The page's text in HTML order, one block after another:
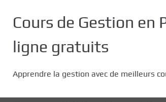
Cours de Gestion en
ligne gratuits
Apprendre la gestion avec de meilleurs